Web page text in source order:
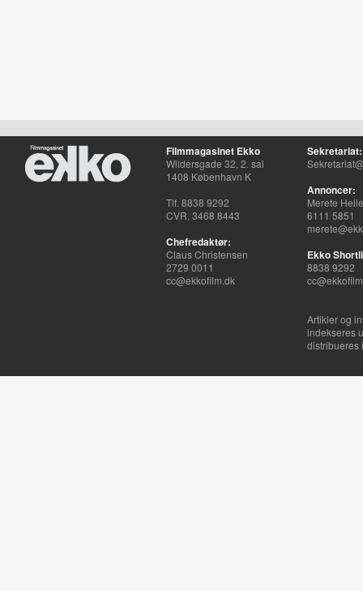
Filmmagasinet Ekko
Wildersgade 32, 2. sal
1408 København K
Tlf. 8838 9292
CVR. 3468 8443
Chefredaktør:
Claus Christensen
2729 0011
cc@ekkofilm.dk
Sekretariat:
Annoncer:
Merete
6111 5851
Ekko
8838 9292
Artikler og
indekseres
distribueres